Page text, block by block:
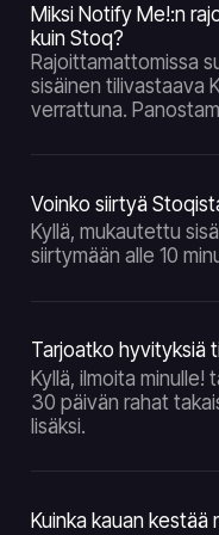
Miksi Notify Me!:n
kuin Stoq?
Rajoittamattomissa
sisäinen tilivastaava
verrattuna.
Voinko siirtyä
Kyllä, mukautettu
siirtymään alle 10
Tarjoatko hyvityksiä
Kyllä, ilmoita minulle!
30 päivän rahat
lisäksi.
Kuinka kauan